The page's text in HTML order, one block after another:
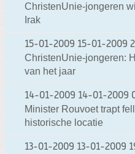
ChristenUnie-jongeren
Irak
15-01-2009 15-01-2009
ChristenUnie-jongeren:
van het jaar
14-01-2009 14-01-2009
Minister Rouvoet trapt
historische locatie
13-01-2009 13-01-2009